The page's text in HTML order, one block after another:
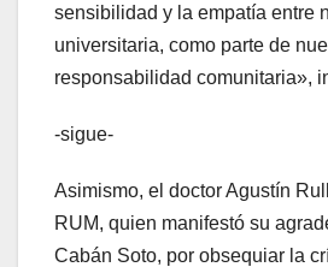
sensibilidad y la empatía entre
universitaria, como parte de
responsabilidad comunitaria»,
-sigue-
Asimismo, el doctor Agustín
RUM, quien manifestó su
Cabán Soto, por obsequiar la